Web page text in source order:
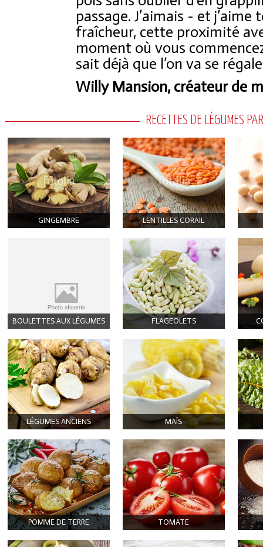
passage. J’aimais - et
fraîcheur, cette proximité
moment où vous
sait déjà que l’on va se
Willy Mansion, créateur de
RECETTES DE LÉGUMES
GINGEMBRE LENTILLES CORAIL
BOULETTES AUX LÉGUMES FLAGEOLETS
LÉGUMES ANCIENS MAÏS
POMME DE TERRE TOMATE